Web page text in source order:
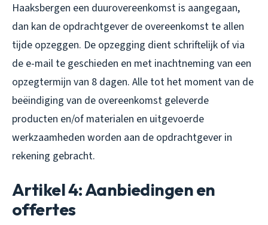
Haaksbergen een duurovereenkomst is aangegaan,
dan kan de opdrachtgever de overeenkomst te allen
tijde opzeggen. De opzegging dient schriftelijk of via
de e-mail te geschieden en met inachtneming van een
opzegtermijn van 8 dagen. Alle tot het moment van de
beëindiging van de overeenkomst geleverde
producten en/of materialen en uitgevoerde
werkzaamheden worden aan de opdrachtgever in
rekening gebracht.
Artikel 4: Aanbiedingen en
offertes